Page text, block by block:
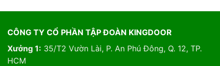
CÔNG TY CỔ PHẦN TẬP ĐOÀN KINGDOOR
Xưởng 1: 35/T2 Vườn Lài, P. An Phú Đông, Q. 12, TP.
HCM